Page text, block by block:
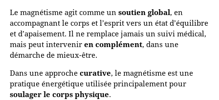
Le magnétisme agit comme un soutien global, en
accompagnant le corps et l’esprit vers un état d’équilibre
et d’apaisement. Il ne remplace jamais un suivi médical,
mais peut intervenir en complément, dans une
démarche de mieux-être.
Dans une approche curative, le magnétisme est une
pratique énergétique utilisée principalement pour
soulager le corps physique.